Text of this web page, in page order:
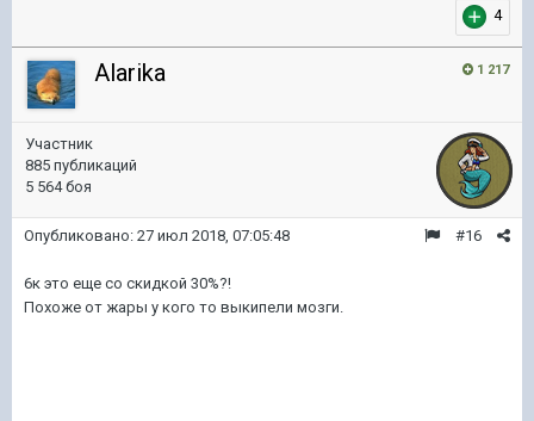
4
1 217
Alarika
Участник
885 публикаций
5 564 боя
#16
Опубликовано: 27 июл 2018, 07:05:48
6к это еще со скидкой 30%?!
Похоже от жары у кого то выкипели мозги.